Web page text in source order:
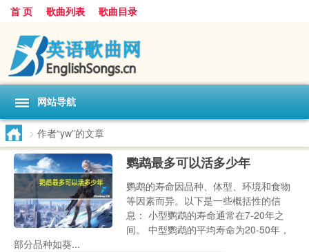
首 页 歌曲列表 歌曲目录
网站导航
> 作者“yw”的文章
鹦鹉最多可以活多少年
鹦鹉的寿命因品种、体型、环境和食物
等因素而异。以下是一些概括性的信
息： 小型鹦鹉的寿命通常在7-20年之
间。 中型鹦鹉的平均寿命为20-50年，
部分品种如葵...